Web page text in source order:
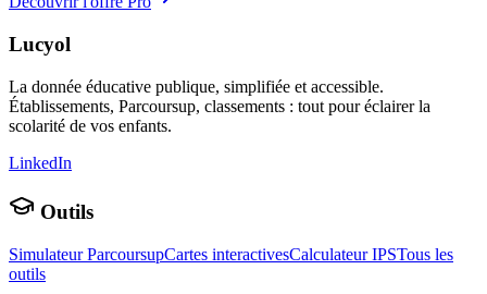
Lucyol
La donnée éducative publique, simplifiée et accessible.
Établissements, Parcoursup, classements : tout pour éclairer la
scolarité de vos enfants.
LinkedIn
Outils
Simulateur ParcoursupCartes interactivesCalculateur IPSTous les
outils